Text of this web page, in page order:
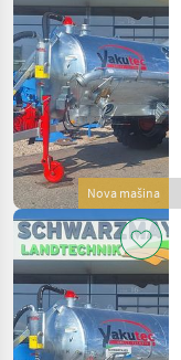
Nova mašina